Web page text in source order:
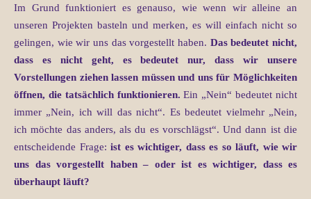
Im Grund funktioniert es genauso, wie wenn wir alleine an
unseren Projekten basteln und merken, es will einfach nicht so
gelingen, wie wir uns das vorgestellt haben. Das bedeutet nicht,
dass es nicht geht, es bedeutet nur, dass wir unsere
Vorstellungen ziehen lassen müssen und uns für Möglichkeiten
öffnen, die tatsächlich funktionieren. Ein „Nein“ bedeutet nicht
immer „Nein, ich will das nicht“. Es bedeutet vielmehr „Nein,
ich möchte das anders, als du es vorschlägst“. Und dann ist die
entscheidende Frage: ist es wichtiger, dass es so läuft, wie wir
uns das vorgestellt haben – oder ist es wichtiger, dass es
überhaupt läuft?